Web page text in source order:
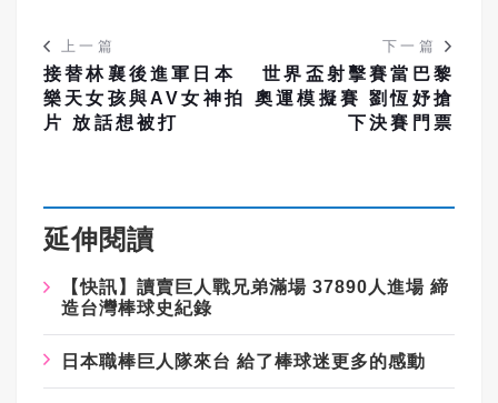
上一篇
接替林襄後進軍日本
樂天女孩與AV女神拍
片 放話想被打
下一篇
世界盃射擊賽當巴黎
奧運模擬賽 劉恆妤搶
下決賽門票
延伸閱讀
【快訊】讀賣巨人戰兄弟滿場 37890人進場 締
造台灣棒球史紀錄
日本職棒巨人隊來台 給了棒球迷更多的感動